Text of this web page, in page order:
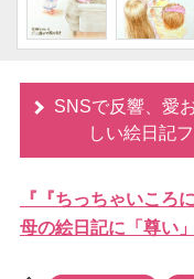
SNSで反響、愛
しい絵日記
『『ちっちゃいころ
母の絵日記に「尊い